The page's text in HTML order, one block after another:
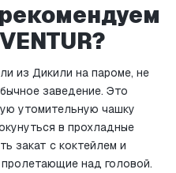
из Дикили на пароме, не
заведение. Это
утомительную чашку
в прохладные
закат с коктейлем и
над головой.